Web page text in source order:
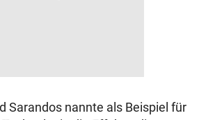
Sarandos nannte als Beispiel für